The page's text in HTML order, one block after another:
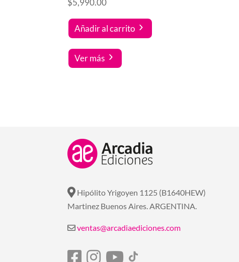
$5,990.00
Añadir al carrito
Ver más
Hipólito Yrigoyen 1125 (B1640HEW)
Martinez Buenos Aires. ARGENTINA.
ventas@arcadiaediciones.com